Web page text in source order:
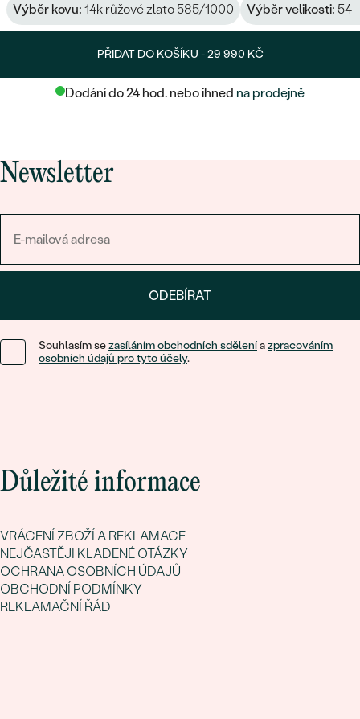
Výběr kovu: 14k růžové zlato 585/1000 Výběr velikosti: 54
PŘIDAT DO KOŠÍKU -29 990 KČ
Dodání do 24 hod. nebo ihned na prodejně
Newsletter
ODEBÍRAT
Souhlasím sezasíláním obchodních sděleníazpracováním
osobních údajů pro tyto účely.
Důležité informace
VRÁCENÍ ZBOŽÍ A REKLAMACE
NEJČASTĚJI KLADENÉ OTÁZKY
OCHRANA OSOBNÍCH ÚDAJŮ
OBCHODNÍ PODMÍNKY
REKLAMAČNÍ ŘÁD